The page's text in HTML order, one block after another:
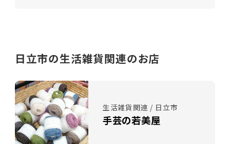
日立市の生活雑貨関連のお店
生活雑貨関連 / 日立市
手芸の若美屋